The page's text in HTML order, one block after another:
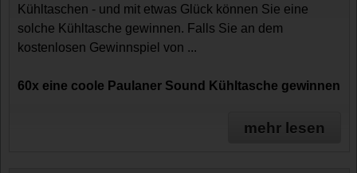
Kühltaschen - und mit etwas Glück können Sie eine
solche Kühltasche gewinnen. Falls Sie an dem
kostenlosen Gewinnspiel von ...
60x eine coole Paulaner Sound Kühltasche gewinnen
mehr lesen